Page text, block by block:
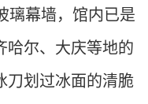
璃幕墙，馆内已是
哈尔、大庆等地的
刀划过冰面的清脆